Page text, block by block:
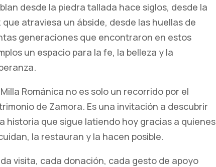
desde la piedra tallada hace siglos, desde la
que atraviesa un ábside, desde las huellas de
generaciones que encontraron en estos
un espacio para la fe, la belleza y la
Románica no es solo un recorrido por el
de Zamora. Es una invitación a descubrir
historia que sigue latiendo hoy gracias a quienes
la restauran y la hacen posible.
visita, cada donación, cada gesto de apoyo